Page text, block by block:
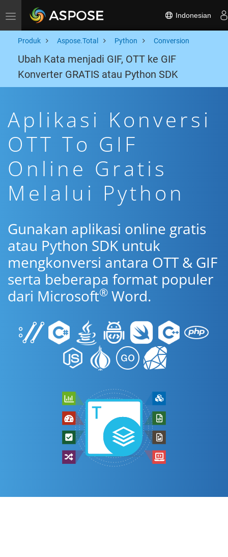
Toggle navigation Indonesian
Produk Aspose.Total Python Conversion
Ubah Kata menjadi GIF, OTT ke GIF
Konverter GRATIS atau Python SDK
Aplikasi Konversi
OTT To GIF
Online Gratis
Melalui Python
Gunakan aplikasi online gratis
atau Python SDK untuk
mengkonversi antara OTT & GIF
serta beberapa format populer
dari Microsoft® Word.